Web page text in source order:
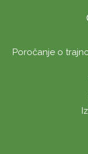
Poročanje o